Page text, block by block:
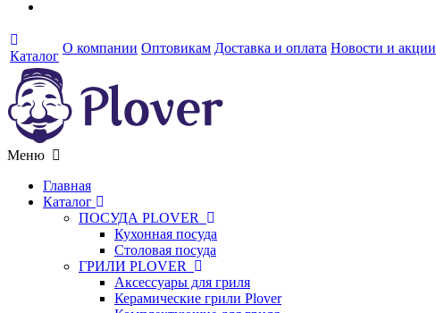
Каталог
О компании Оптовикам Доставка и оплата Новости и акции
Меню
Главная
Каталог
ПОСУДА PLOVER
Кухонная посуда
Столовая посуда
ГРИЛИ PLOVER
Аксессуары для гриля
Керамические грили Plover